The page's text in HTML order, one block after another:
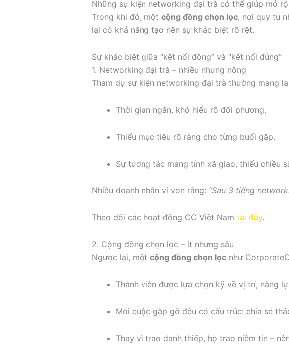
Những sự kiện networking đại trà có thể giúp mở
Trong khi đó, một cộng đồng chọn lọc, nơi quy tụ
lại có khả năng tạo nên sự khác biệt rõ rệt.
Sự khác biệt giữa “kết nối đông” và “kết nối đúng”
1. Networking đại trà – nhiều nhưng nông
Tham dự sự kiện networking đại trà thường mang
Thời gian ngắn, khó hiểu rõ đối phương.
Thiếu mục tiêu rõ ràng cho từng buổi gặp.
Sự tương tác mang tính xã giao, thiếu chiều
Nhiều doanh nhân ví von rằng: “Sau 3 tiếng
Theo dõi các hoạt động CC Việt Nam tại đây.
2. Cộng đồng chọn lọc – ít nhưng sâu
Ngược lại, một cộng đồng chọn lọc như
Thành viên được lựa chọn kỹ về vị trí, năng
Mỗi cuộc gặp gỡ đều có cấu trúc: chia sẻ
Thay vì trao danh thiếp, họ trao niềm tin –